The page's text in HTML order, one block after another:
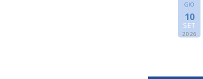
GIO
10
SET
2026